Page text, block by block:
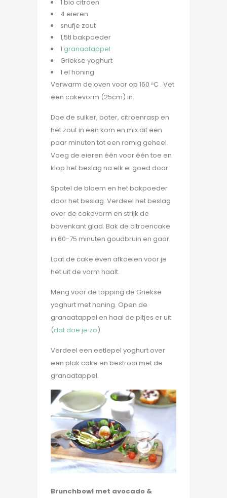
1 bio citroen
4 eieren
snufje zout
1,5tl bakpoeder
1 granaatappel
Griekse yoghurt
1 el honing
Verwarm de oven voor op 160 ᵒC . Vet
een cakevorm (25cm) in.
Doe de suiker, boter, citroenrasp en
het zout in een kom en mix dit een
paar minuten tot een romig geheel.
Voeg de eieren één voor één toe en
klop het beslag na elk ei goed door.
Spatel de bloem en het bakpoeder
door het beslag. Verdeel het beslag
over de cakevorm en strijk de
bovenkant glad. Bak de citroencake
in 60-75 minuten goudbruin en gaar.
Laat de cake even afkoelen voor je
het uit de vorm haalt.
Meng voor de topping de Griekse
yoghurt met honing. Open de
granaatappel en haal de pitjes er uit
(dat doe je zo).
Verdeel een eetlepel yoghurt over
een plak cake en bestrooi met de
granaatappel.
Brunchbowl met avocado &